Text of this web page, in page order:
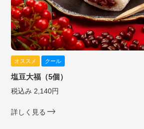
オススメ クール
塩豆大福（5個）
税込み 2,140円
詳しく見る